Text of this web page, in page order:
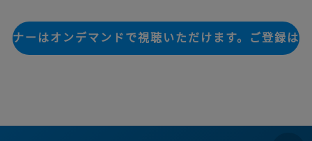
ナーはオンデマンドで視聴いただけます。ご登録は